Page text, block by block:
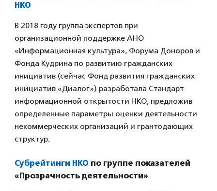
НКО
В 2018 году группа экспертов при
организационной поддержке АНО
«Информационная культура», Форума Доноров и
Фонда Кудрина по развитию гражданских
инициатив (сейчас Фонд развития гражданских
инициатив «Диалог») разработала Стандарт
информационной открытости НКО, предложив
определенные параметры оценки деятельности
некоммерческих организаций и грантодающих
структур.
Субрейтинги НКО по группе показателей
«Прозрачность деятельности»